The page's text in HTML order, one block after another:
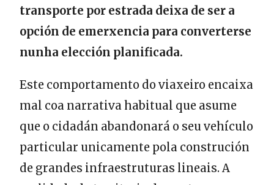
transporte por estrada deixa de ser a
opción de emerxencia para converterse
nunha elección planificada.
Este comportamento do viaxeiro encaixa
mal coa narrativa habitual que asume
que o cidadán abandonará o seu vehículo
particular unicamente pola construción
de grandes infraestruturas lineais. A